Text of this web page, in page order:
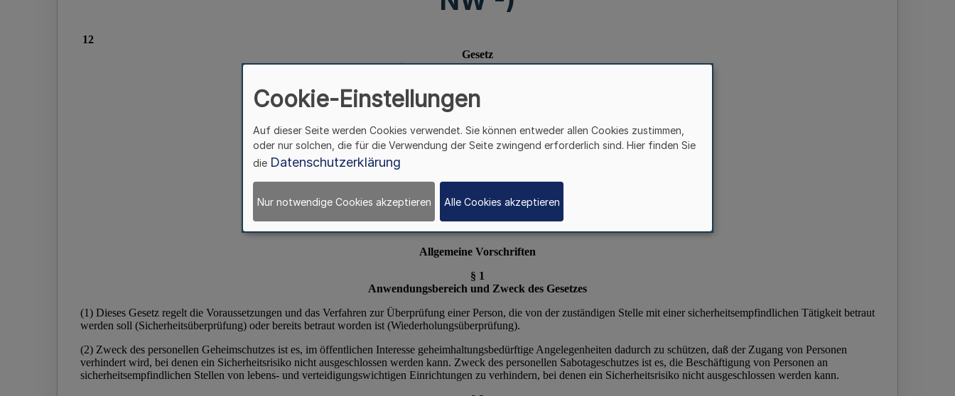
Cookie-Einstellungen
Auf dieser Seite werden Cookies verwendet. Sie können entweder allen Cookies zustimmen,
oder nur solchen, die für die Verwendung der Seite zwingend erforderlich sind. Hier finden Sie
die Datenschutzerklärung
Nur notwendige Cookies akzeptieren Alle Cookies akzeptieren